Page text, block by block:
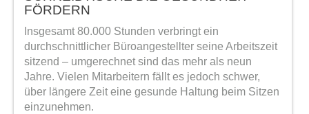
FÖRDERN
Insgesamt 80.000 Stunden verbringt ein
durchschnittlicher Büroangestellter seine Arbeitszeit
sitzend – umgerechnet sind das mehr als neun
Jahre. Vielen Mitarbeitern fällt es jedoch schwer,
über längere Zeit eine gesunde Haltung beim Sitzen
einzunehmen.